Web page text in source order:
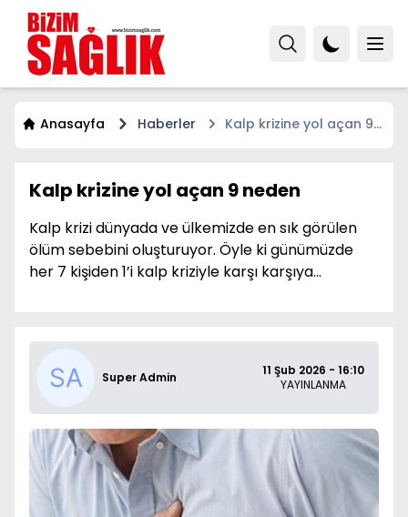
Anasayfa Haberler
Kalp krizine yol açan 9
Kalp krizine yol açan 9 neden
Kalp krizi dünyada ve ülkemizde en sık görülen
ölüm sebebini oluşturuyor. Öyle ki günümüzde
her 7 kişiden 1’i kalp kriziyle karşı karşıya...
Super Admin
11 Şub 2026 - 16:10
YAYINLANMA